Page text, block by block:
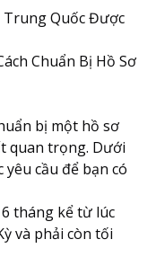
Trung Quốc Được
Chuẩn Bị Hồ Sơ
bị một hồ sơ
quan trọng. Dưới
cầu để bạn có
tháng kể từ lúc
và phải còn tối